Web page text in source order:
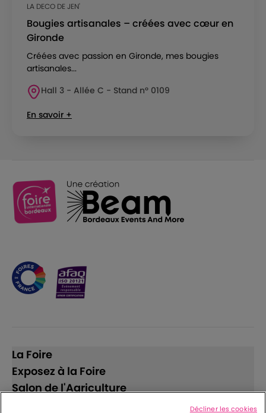
LA DECO DE JEN'
Bougies artisanales – créées avec cœur en
Gironde
Créées avec passion en Gironde, mes bougies
artisanales...
Hall 3 - Allée C - Stand n° 0109
En savoir +
La Foire
Exposez à la Foire
Salon de l'Agriculture
Décliner les cookies